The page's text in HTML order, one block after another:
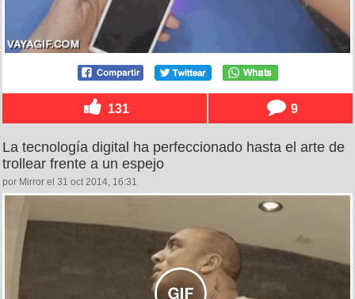
131 9
La tecnología digital ha perfeccionado hasta el arte de
trollear frente a un espejo
por Mirror el 31 oct 2014, 16:31